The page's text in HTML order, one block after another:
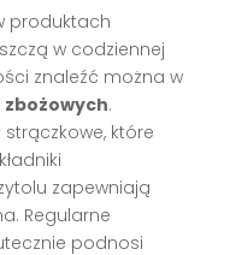
produktach
w codziennej
znaleźć można w
.
które
zapewniają
Regularne
podnosi